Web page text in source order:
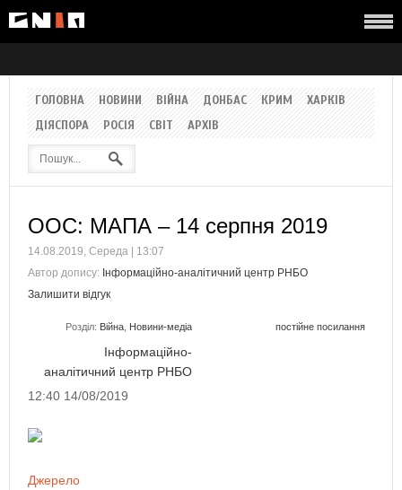
ГОЛОВНА НОВИНИ ВІЙНА ДОНБАС КРИМ
ХАРКІВ
ДІЯСПОРА
РОСІЯ СВІТ АРХІВ
ООС: МАПА – 14 серпня 2019
14.08.2019, Середа | 13:07
Автор допису: Інформаційно-аналітичний центр РНБО
Залишити відгук
Розділ: Війна Новини-медіа постійне посилання
Інформаційно-
аналітичний центр РНБО
12:40 14/08/2019
Джерело